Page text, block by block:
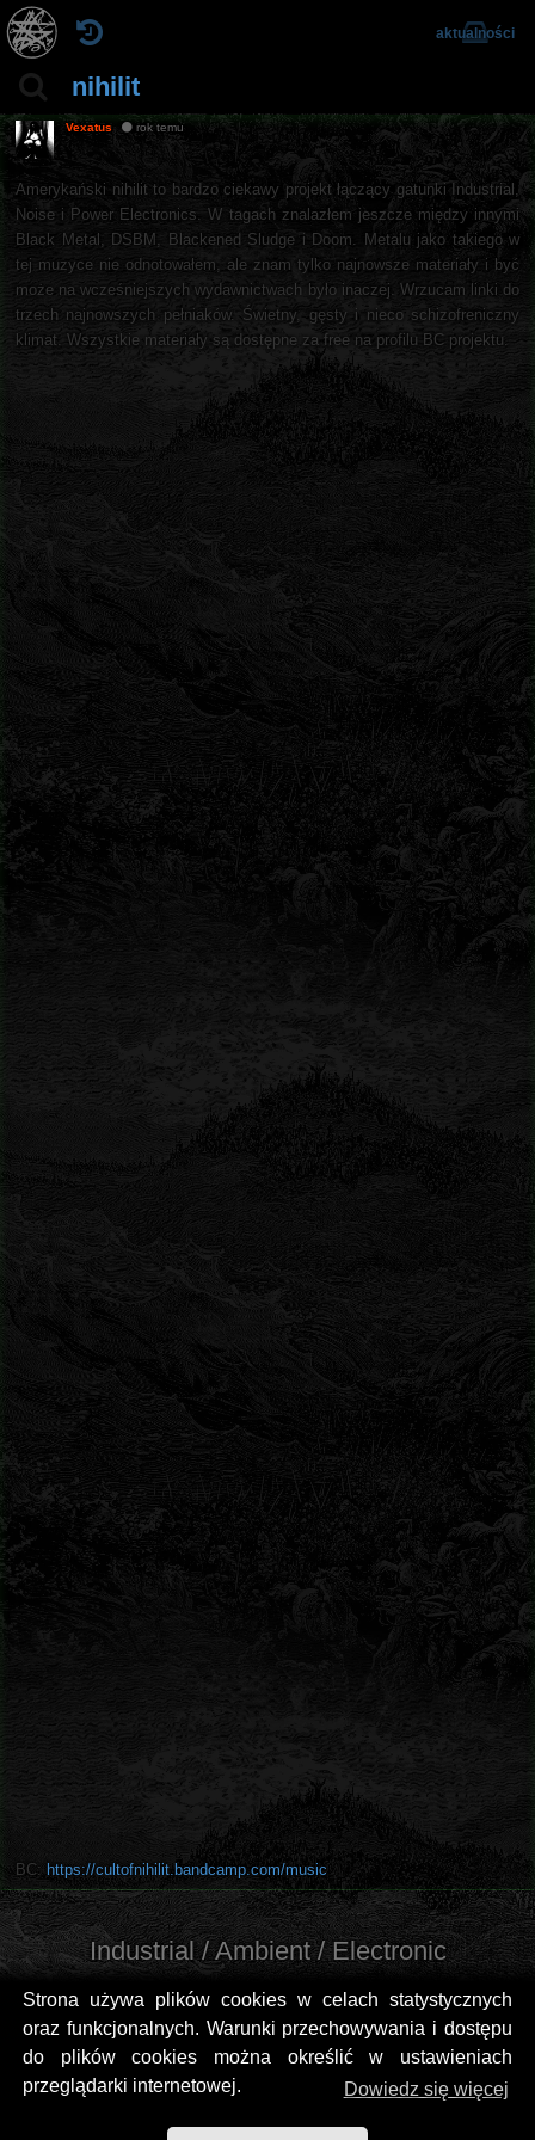
Strona używa plików cookies w celach statystycznych
oraz funkcjonalnych. Warunki przechowywania i dostępu
do plików cookies można określić w ustawieniach
przeglądarki internetowej.
Dowiedz się więcej
nihilit
aktualności
Vexatus rok temu
Amerykański nihilit to bardzo ciekawy projekt łączący gatunki Industrial,
Noise i Power Electronics. W tagach znalazłem jeszcze między innymi
Black Metal, DSBM, Blackened Sludge i Doom. Metalu jako takiego w
tej muzyce nie odnotowałem, ale znam tylko najnowsze materiały i być
może na wcześniejszych wydawnictwach było inaczej. Wrzucam linki do
trzech najnowszych pełniaków. Świetny, gęsty i nieco schizofreniczny
klimat. Wszystkie materiały są dostępne za free na profilu BC projektu.
BC: https://cultofnihilit.bandcamp.com/music
Industrial / Ambient / Electronic